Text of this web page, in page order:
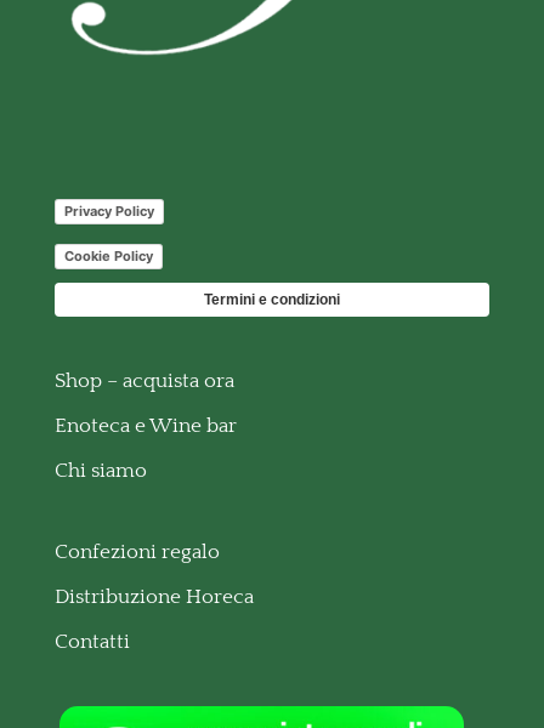
Privacy Policy
Cookie Policy
Termini e condizioni
Shop – acquista ora
Enoteca e Wine bar
Chi siamo
Confezioni regalo
Distribuzione Horeca
Contatti